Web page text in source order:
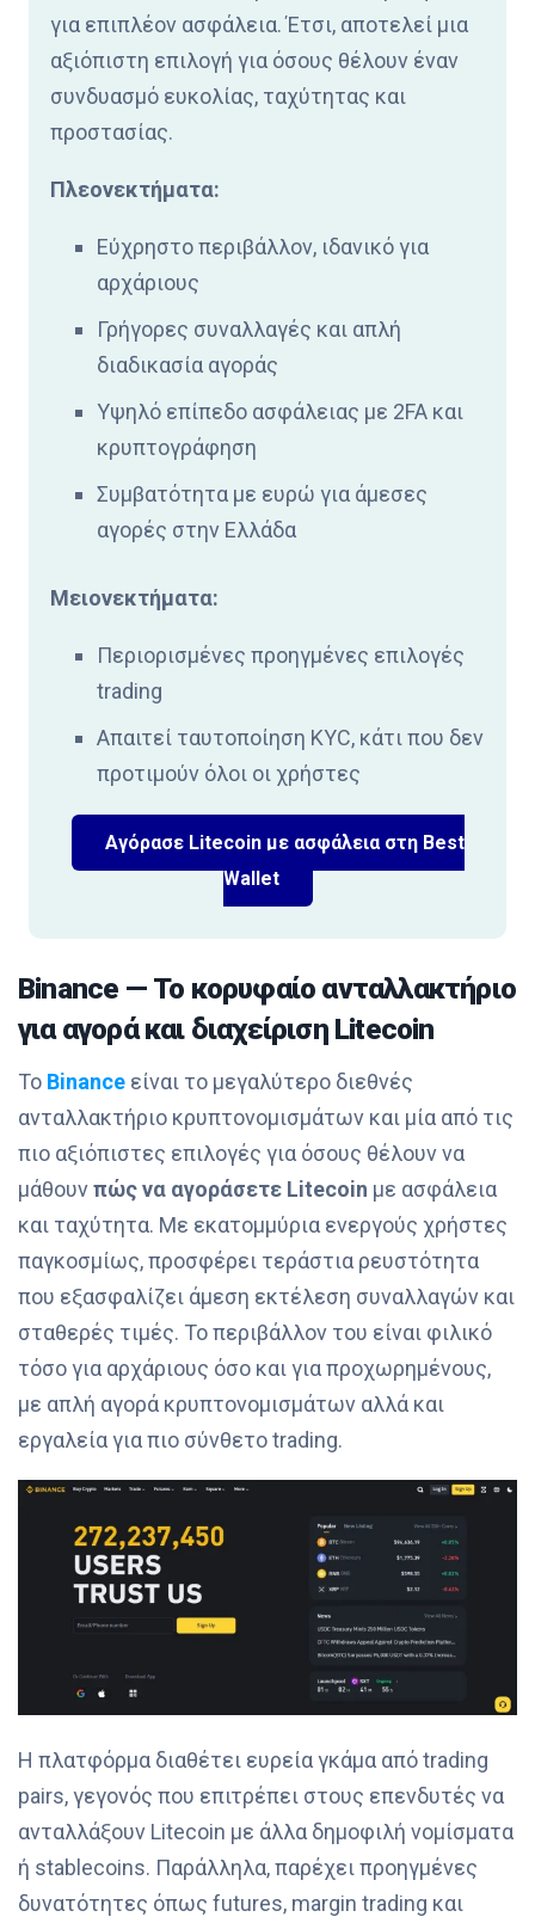
για επιπλέον ασφάλεια. Έτσι, αποτελεί μια
αξιόπιστη επιλογή για όσους θέλουν έναν
συνδυασμό ευκολίας, ταχύτητας και
προστασίας.
Πλεονεκτήματα:
Εύχρηστο περιβάλλον, ιδανικό για
αρχάριους
Γρήγορες συναλλαγές και απλή
διαδικασία αγοράς
Υψηλό επίπεδο ασφάλειας με 2FA και
κρυπτογράφηση
Συμβατότητα με ευρώ για άμεσες
αγορές στην Ελλάδα
Μειονεκτήματα:
Περιορισμένες προηγμένες επιλογές
trading
Απαιτεί ταυτοποίηση KYC, κάτι που δεν
προτιμούν όλοι οι χρήστες
Αγόρασε Litecoin με ασφάλεια στη Best
Wallet
Binance — Το κορυφαίο ανταλλακτήριο
για αγορά και διαχείριση Litecoin
Το Binance είναι το μεγαλύτερο διεθνές
ανταλλακτήριο κρυπτονομισμάτων και μία από τις
πιο αξιόπιστες επιλογές για όσους θέλουν να
μάθουνπώς να αγοράσετε Litecoin με ασφάλεια
και ταχύτητα. Με εκατομμύρια ενεργούς χρήστες
παγκοσμίως, προσφέρει τεράστια ρευστότητα
που εξασφαλίζει άμεση εκτέλεση συναλλαγών και
σταθερές τιμές. Το περιβάλλον του είναι φιλικό
τόσο για αρχάριους όσο και για προχωρημένους,
με απλή αγορά κρυπτονομισμάτων αλλά και
εργαλεία για πιο σύνθετο trading.
Η πλατφόρμα διαθέτει ευρεία γκάμα από trading
pairs, γεγονός που επιτρέπει στους επενδυτές να
ανταλλάξουν Litecoin με άλλα δημοφιλή νομίσματα
ή stablecoins. Παράλληλα, παρέχει προηγμένες
δυνατότητες όπως futures, margin trading και